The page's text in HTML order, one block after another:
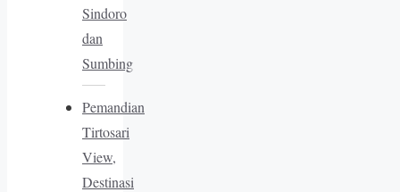
Sindoro
dan
Sumbing
Pemandian
Tirtosari
View,
Destinasi